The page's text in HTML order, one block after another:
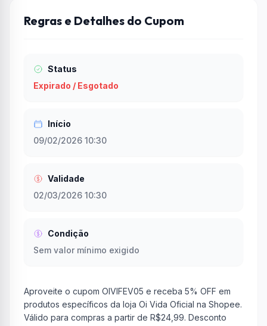
Regras e Detalhes do Cupom
Status
Expirado / Esgotado
Início
09/02/2026 10:30
Validade
02/03/2026 10:30
Condição
Sem valor mínimo exigido
Aproveite o cupom OIVIFEV05 e receba 5% OFF em
produtos específicos da loja Oi Vida Oficial na Shopee.
Válido para compras a partir de R$24,99. Desconto